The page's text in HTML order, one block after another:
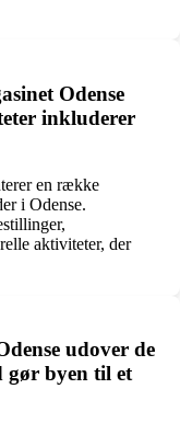
Odense
inkluderer
en række
i Odense.
aktiviteter, der
udover de
gør byen til et